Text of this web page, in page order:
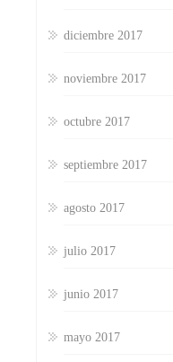
diciembre 2017
noviembre 2017
octubre 2017
septiembre 2017
agosto 2017
julio 2017
junio 2017
mayo 2017